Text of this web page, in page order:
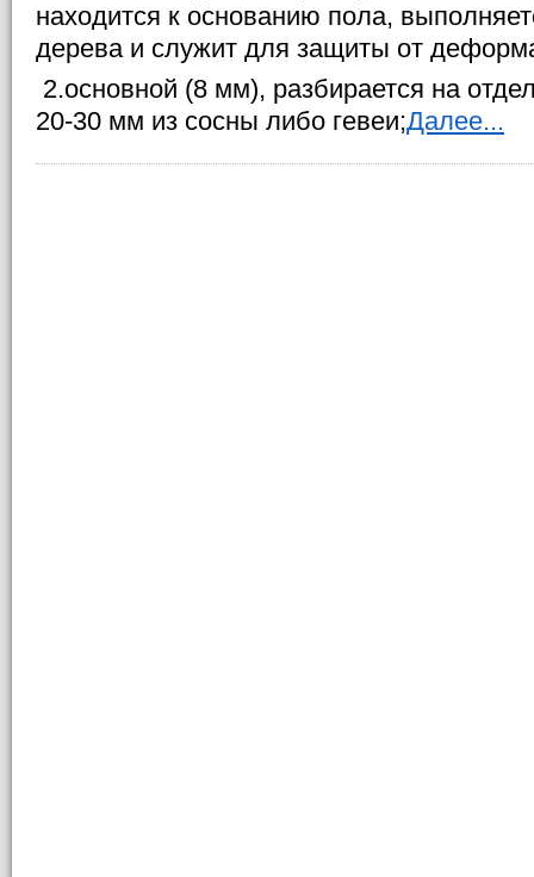
находится к основанию пола,
дерева и служит для защиты от
2.основной (8 мм), разбирается на
20-30 мм из сосны либо гевеи;Далее...